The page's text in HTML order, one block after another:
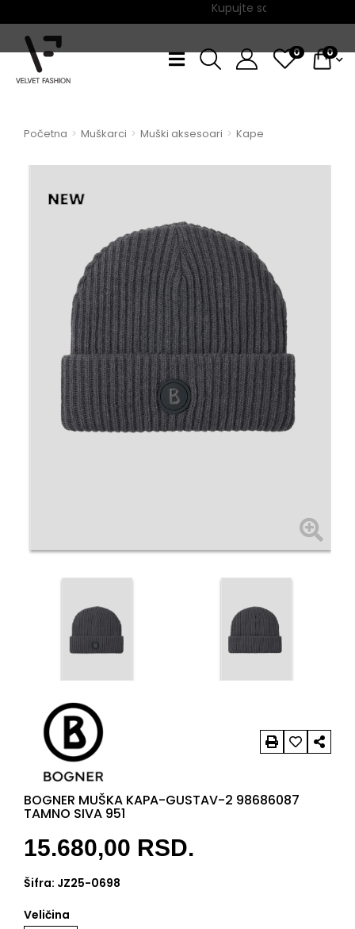
Kupujte sada, plaćajte na
0 0
Početna Muškarci Muški aksesoari Kape
BOGNER MUŠKA KAPA-GUSTAV-2 98686087
TAMNO SIVA 951
15.680,00 RSD.
Šifra: JZ25-0698
Veličina